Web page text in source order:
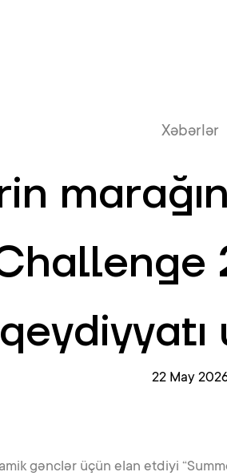
Xəbərlər
qeydiyyatı
22 May
gənclər üçün elan etdiyi